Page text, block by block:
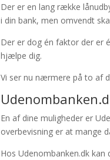
Der er en lang række
i din bank, men omvendt
Der er dog én faktor der er
hjælpe dig.
Vi ser nu nærmere på to af
En af dine muligheder er
overbevisning er at mange
Hos Udenombanken.dk